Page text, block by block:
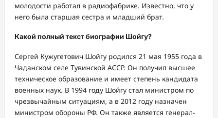
молодости работал в радиофабрике. Известно, что у
него была старшая сестра и младший брат.
Какой полный текст биографии Шойгу?
Сергей Кужугетович Шойгу родился 21 мая 1955 года в
Чаданском селе Тувинской АССР. Он получил высшее
техническое образование и имеет степень кандидата
военных наук. В 1994 году Шойгу стал министром по
чрезвычайным ситуациям, а в 2012 году назначен
министром обороны РФ. Он также является генерал-